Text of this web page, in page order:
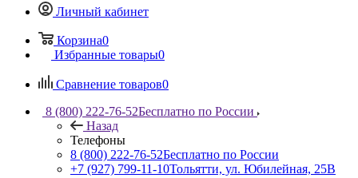
Личный кабинет
Корзина0
Избранные товары0
Сравнение товаров0
8 (800) 222-76-52Бесплатно по России
Назад
Телефоны
8 (800) 222-76-52Бесплатно по России
+7 (927) 799-11-10Тольятти, ул. Юбилейная, 25В